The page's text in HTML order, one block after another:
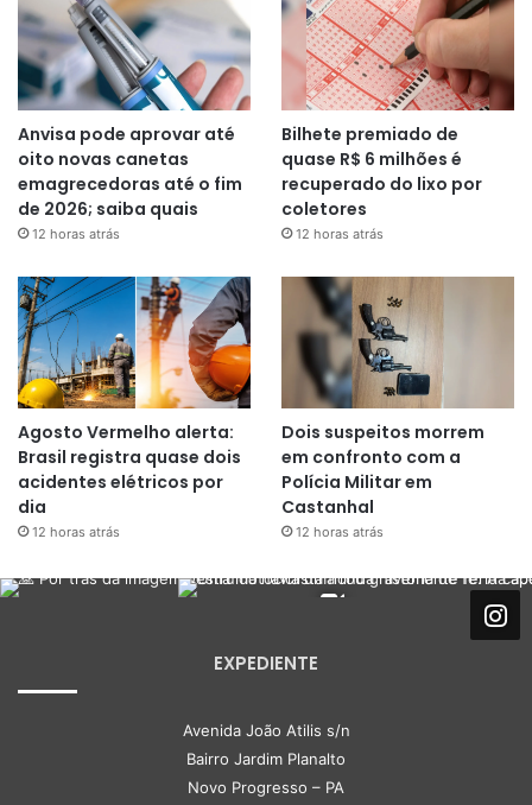
Anvisa pode aprovar até
oito novas canetas
emagrecedoras até o fim
de 2026; saiba quais
12 horas atrás
Bilhete premiado de
quase R$ 6 milhões é
recuperado do lixo por
coletores
12 horas atrás
Agosto Vermelho alerta:
Brasil registra quase dois
acidentes elétricos por
dia
12 horas atrás
Dois suspeitos morrem
em confronto com a
Polícia Militar em
Castanhal
12 horas atrás
EXPEDIENTE
Avenida João Atilis s/n
Bairro Jardim Planalto
Novo Progresso – PA